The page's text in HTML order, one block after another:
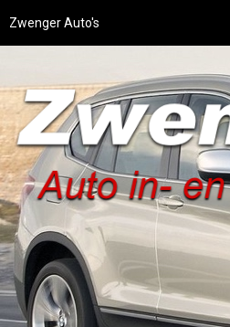
Zwenger Auto's